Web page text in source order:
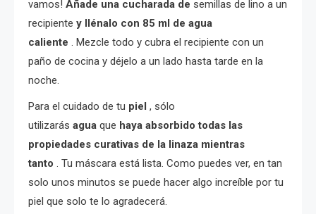
vamos! Añade una cucharada de semillas de lino a un
recipiente y llénalo con 85 ml de agua
caliente . Mezcle todo y cubra el recipiente con un
paño de cocina y déjelo a un lado hasta tarde en la
noche.
Para el cuidado de tu piel , sólo
utilizarás agua que haya absorbido todas las
propiedades curativas de la linaza mientras
tanto . Tu máscara está lista. Como puedes ver, en tan
solo unos minutos se puede hacer algo increíble por tu
piel que solo te lo agradecerá.